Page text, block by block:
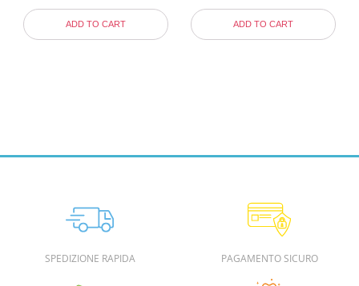
ADD TO CART ADD TO CART
SPEDIZIONE RAPIDA PAGAMENTO SICURO